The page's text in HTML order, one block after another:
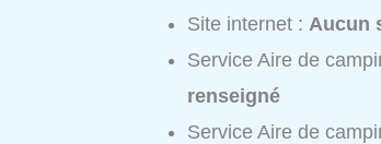
Site internet : Aucun
Service Aire de
renseigné
Service Aire de